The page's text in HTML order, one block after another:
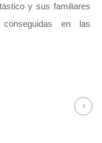
y sus familiares
en las